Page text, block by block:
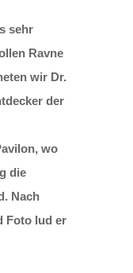
sehr
Ravne
wir Dr.
der
wo
die
Nach
Foto lud er